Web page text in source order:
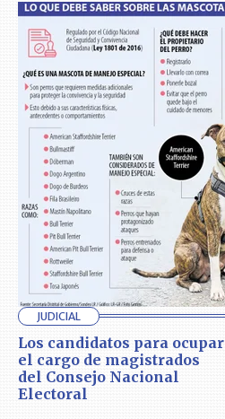
JUDICIAL
Los candidatos para ocupar
el cargo de magistrados
del Consejo Nacional
Electoral